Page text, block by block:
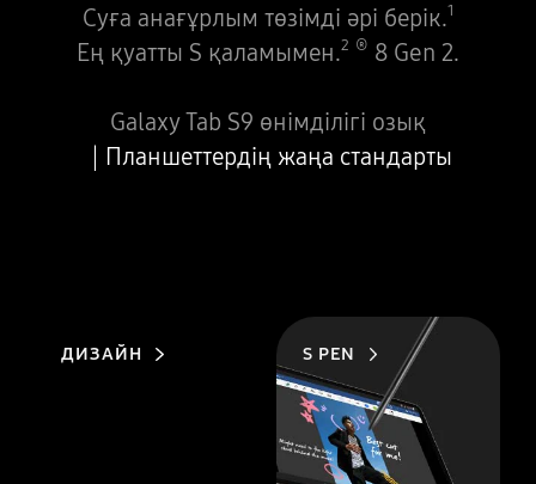
Суға анағұрлым төзімді әрі берік.1
Ең қуатты S қаламымен.2 ® 8 Gen 2.
Galaxy Tab S9 өнімділігі озық
Планшеттердің жаңа стандарты
ДИЗАЙН S PEN